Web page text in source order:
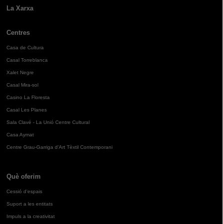
La Xarxa
Centres
Casa de Cultura
Casal Torreblanca
Xalet Negre
Casal Mira-sol
Casino La Floresta
Casal Les Planes
Sala Clavé - La Unió Centre Cultural
Casa Aymat
Centre Grau-Garriga d'Art Tèxtil Contemporani
Què oferim
Cessió d'espais
Suport a les entitats
Impuls a la creativitat